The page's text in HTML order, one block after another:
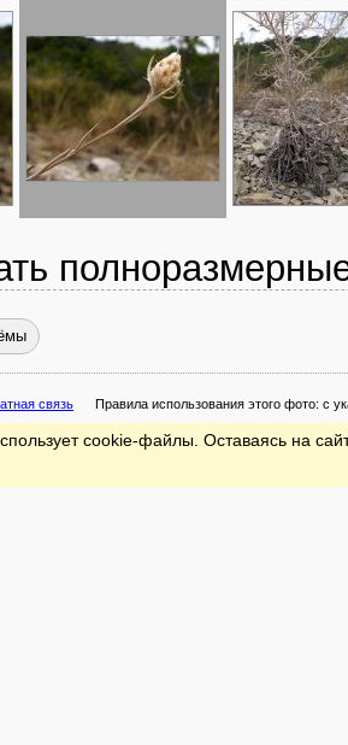
связь Правила использования этого фото: с
cookie-файлы. Оставаясь на